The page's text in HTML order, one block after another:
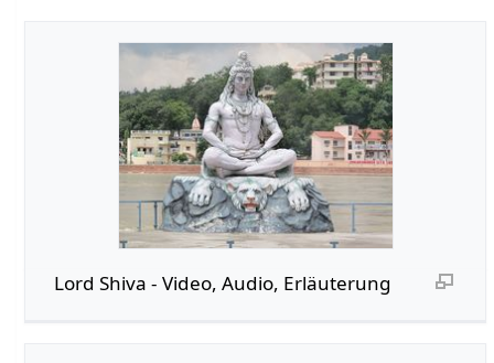
Lord Shiva‏‎ - Video, Audio, Erläuterung